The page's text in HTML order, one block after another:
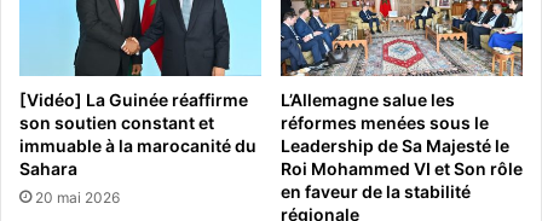
[Vidéo] La Guinée réaffirme
son soutien constant et
immuable à la marocanité du
Sahara
20 mai 2026
L’Allemagne salue les
réformes menées sous le
Leadership de Sa Majesté le
Roi Mohammed VI et Son rôle
en faveur de la stabilité
régionale